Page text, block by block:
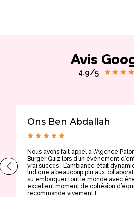
Avis
4.9/5
Ons Ben Abdallah
Nous avons fait appel à l'Agence
Burger Quiz lors d’un événement
vrai succès ! L’ambiance était
ludique a beaucoup plu aux
su embarquer tout le monde avec
excellent moment de cohésion
recommande vivement !